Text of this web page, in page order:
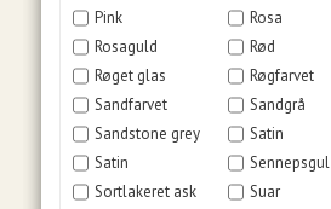
Pink
Rosa
Rosaguld
Rød
Røget glas
Røgfarvet
Sandfarvet
Sandgrå
Sandstone grey
Satin
Satin
Sennepsgul
Sortlakeret ask
Suar